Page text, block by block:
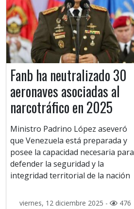
Fanb ha neutralizado 30
aeronaves asociadas al
narcotráfico en 2025
Ministro Padrino López aseveró
que Venezuela está preparada y
posee la capacidad necesaria para
defender la seguridad y la
integridad territorial de la nación
viernes, 12 diciembre 2025 - 476